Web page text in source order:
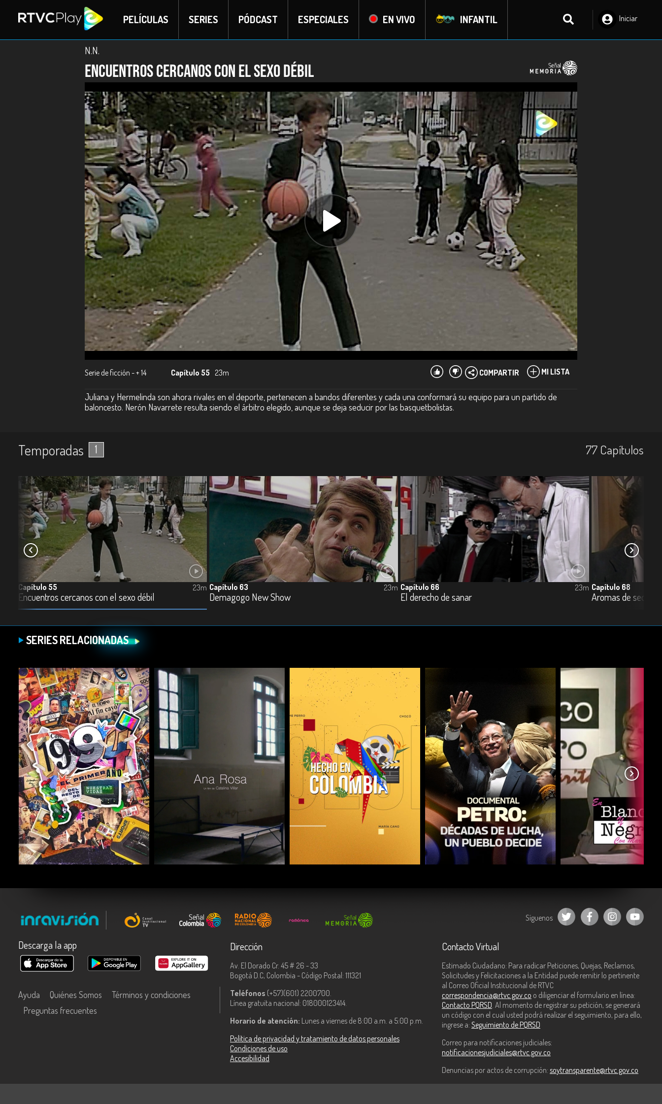
PELÍCULAS SERIES PÓDCAST ESPECIALES EN VIVO INFANTIL
Iniciar
N.N.
Encuentros cercanos con el sexo débil
Serie de ficción - + 14 Capítulo 55 23m MI LISTA
COMPARTIR
Juliana y Hermelinda son ahora rivales en el deporte, pertenecen a bandos diferentes y cada una conformará su equipo para un partido de
baloncesto. Nerón Navarrete resulta siendo el árbitro elegido, aunque se deja seducir por las basquetbolistas.
Temporadas 1 77 Capí­tulos
Capítulo 55
Encuentros cercanos con el sexo débil
23m Capítulo 63
Demagogo New Show
23m Capítulo 66
El derecho de sanar
23m Capítulo 68
Aromas de
SERIES RELACIONADAS
COMPARTIR COMPARTIR COMPARTIR COMPARTIR
Síguenos
Descarga la app
Ayuda Quiénes Somos
Términos y condiciones
Preguntas frecuentes
Dirección
Av. El Dorado Cr. 45 # 26 - 33
Bogotá D.C, Colombia - Código Postal: 111321
Teléfonos (+57)(601) 2200700.
Línea gratuita nacional: 018000123414.
Horario de atención: Lunes a viernes de 8:00 a.m. a 5:00 p.m.
Política de privacidad y tratamiento de datos personales
Condiciones de uso
Accesibilidad
Contacto Virtual
Estimado Ciudadano: Para radicar Peticiones, Quejas, Reclamos,
Solicitudes y Felicitaciones a la Entidad puede remitir lo pertinente
al Correo Oficial Institucional de RTVC
correspondencia@rtvc.gov.co o diligenciar el formulario en línea:
Contacto PQRSD . Al momento de registrar su petición, se generará
un código con el cual usted podrá realizar el seguimiento, para ello,
ingrese a: Seguimiento de PQRSD
Correo para notificaciones judiciales:
notificacionesjudiciales@rtvc.gov.co
Denuncias por actos de corrupción: soytransparente@rtvc.gov.co